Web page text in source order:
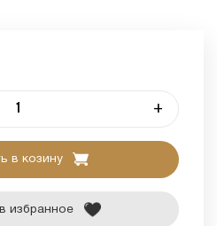
+
в козину
избранное